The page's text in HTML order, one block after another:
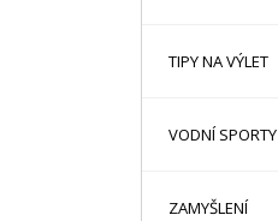
TIPY NA VÝLET
VODNÍ SPORTY
ZAMYŠLENÍ